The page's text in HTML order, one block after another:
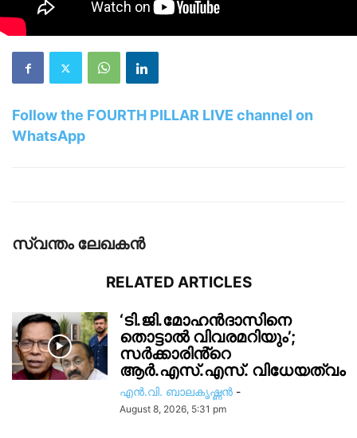
Follow the FOURTH PILLAR LIVE channel on
WhatsApp
സ്വന്തം ലേഖകന്‍
RELATED ARTICLES
‘ടി.ജി.മോഹൻദാസിനെ
തൊട്ടാൽ വിവരമറിയും’;
സര്‍ക്കാരിൻ്റെ
ആർ.എസ്.എസ്. വിധേയത്വം
എൻ.വി. ബാലകൃഷ്ണൻ -
August 8, 2026, 5:31 pm